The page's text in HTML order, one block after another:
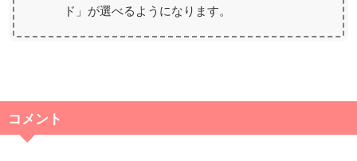
ド」が選べるようになります。
コメント